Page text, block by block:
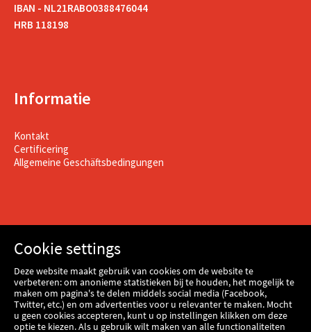
IBAN - NL21RABO0388476044
HRB 118198
Informatie
Kontakt
Certificering
Allgemeine Geschäftsbedingungen
Cookie settings
Deze website maakt gebruik van cookies om de website te
verbeteren: om anonieme statistieken bij te houden, het mogelijk te
maken om pagina's te delen middels social media (Facebook,
Twitter, etc.) en om advertenties voor u relevanter te maken. Mocht
u geen cookies accepteren, kunt u op instellingen klikken om deze
optie te kiezen. Als u gebruik wilt maken van alle functionaliteiten